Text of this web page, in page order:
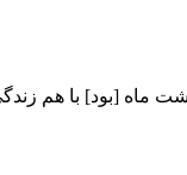
[بود] با هم